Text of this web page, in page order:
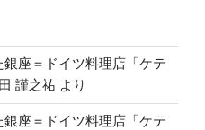
座＝ドイツ料理店「ケテ
謹之祐 より
座＝ドイツ料理店「ケテ